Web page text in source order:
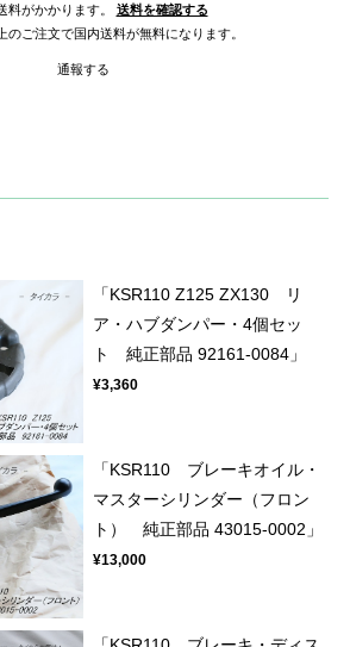
がかかります。
送料を確認する
のご注文で国内送料が無料になります。
通報する
「KSR110 Z125 ZX130 リ
ア・ハブダンパー・4個セッ
ト 純正部品 92161-0084」
¥3,360
「KSR110 ブレーキオイル・
マスターシリンダー（フロン
ト） 純正部品 43015-0002」
¥13,000